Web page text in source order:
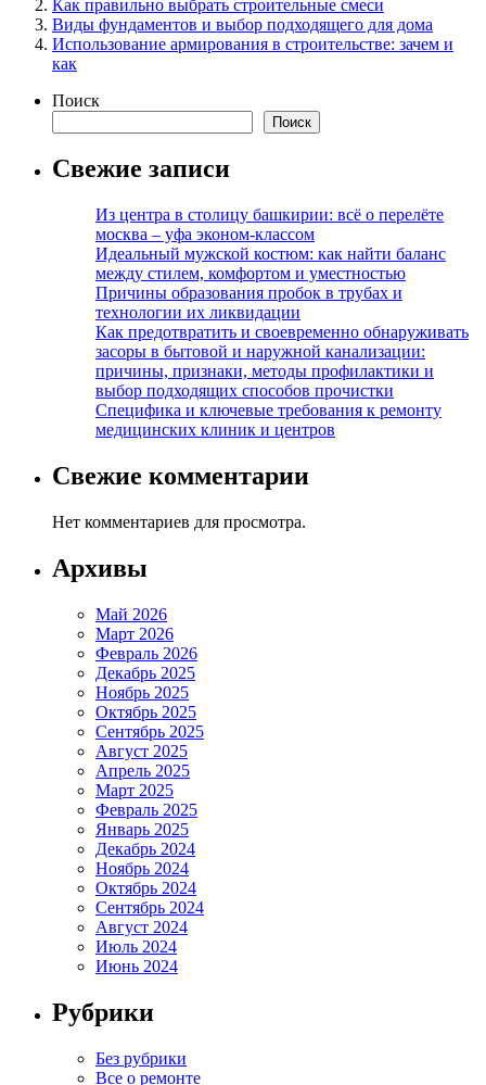
Как правильно выбрать строительные смеси
Виды фундаментов и выбор подходящего для дома
Использование армирования в строительстве: зачем и
как
Поиск
Поиск
Свежие записи
Из центра в столицу башкирии: всё о перелёте
москва – уфа эконом-классом
Идеальный мужской костюм: как найти баланс
между стилем, комфортом и уместностью
Причины образования пробок в трубах и
технологии их ликвидации
Как предотвратить и своевременно обнаруживать
засоры в бытовой и наружной канализации:
причины, признаки, методы профилактики и
выбор подходящих способов прочистки
Специфика и ключевые требования к ремонту
медицинских клиник и центров
Свежие комментарии
Нет комментариев для просмотра.
Архивы
Май 2026
Март 2026
Февраль 2026
Декабрь 2025
Ноябрь 2025
Октябрь 2025
Сентябрь 2025
Август 2025
Апрель 2025
Март 2025
Февраль 2025
Январь 2025
Декабрь 2024
Ноябрь 2024
Октябрь 2024
Сентябрь 2024
Август 2024
Июль 2024
Июнь 2024
Рубрики
Без рубрики
Все о ремонте